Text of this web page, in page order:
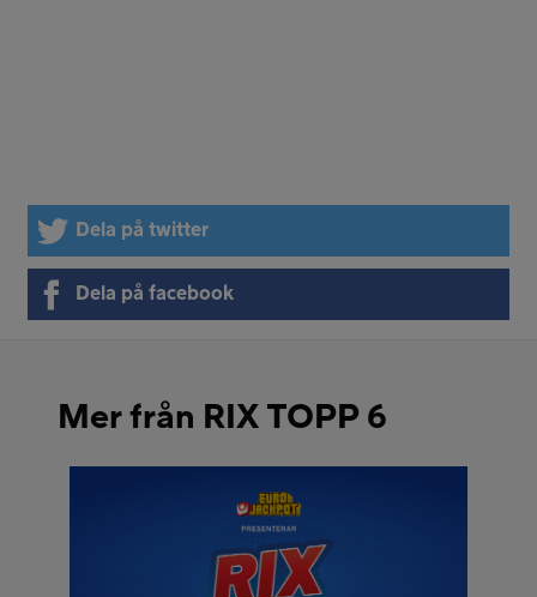
Dela på twitter
Dela på facebook
Mer från RIX TOPP 6